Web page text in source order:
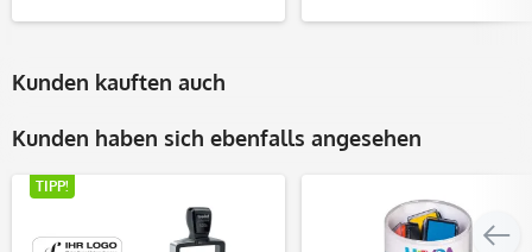
Kunden kauften auch
Kunden haben sich ebenfalls angesehen
TIPP!